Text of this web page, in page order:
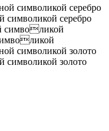
символикой серебро
символикой золото